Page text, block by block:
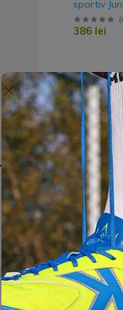
sportiv
Jacheta
Pantalon
(
386 lei
Jacheta
Adulti
(
288 lei
-10%